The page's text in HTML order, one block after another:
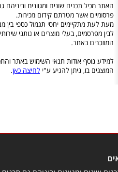
האתר מכיל תכנים שונים ומגוונים וביניהם
פרסומיים אשר מטרתם קידום מכירות.
מעת לעת מתקיימים יחסי תגמול כספי בין
לבין מפרסמים, בעלי מוצרים או נותני
המוזכרים באתר.
למידע נוסף אודות תנאי השימוש באתר
המוצגים בו, ניתן להגיע ע"י לחיצה כאן.